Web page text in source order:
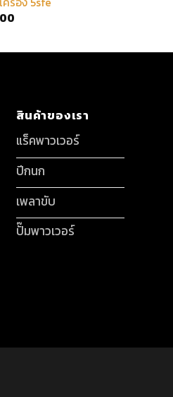
สินค้าของเรา
แร็คพาวเวอร์
ปีกนก
เพลาขับ
ปั๊มพาวเวอร์